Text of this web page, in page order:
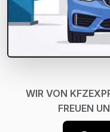
WIR VON
FREUEN